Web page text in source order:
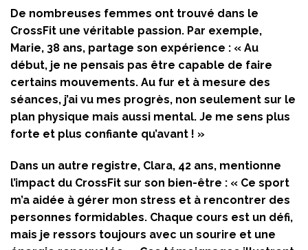
De nombreuses femmes ont trouvé dans le
CrossFit une véritable passion. Par exemple,
Marie, 38 ans, partage son expérience : « Au
début, je ne pensais pas être capable de faire
certains mouvements. Au fur et à mesure des
séances, j’ai vu mes progrès, non seulement sur le
plan physique mais aussi mental. Je me sens plus
forte et plus confiante qu’avant ! »
Dans un autre registre, Clara, 42 ans, mentionne
l’impact du CrossFit sur son bien-être : « Ce sport
m’a aidée à gérer mon stress et à rencontrer des
personnes formidables. Chaque cours est un défi,
mais je ressors toujours avec un sourire et une